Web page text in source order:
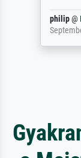
philip@